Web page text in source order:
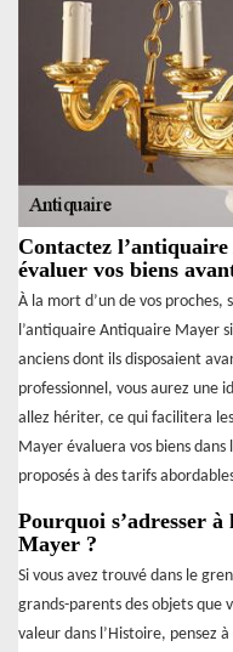
Contactez
évaluer vos biens
À la mort d’un de vos proches,
l’antiquaire Antiquaire Mayer
anciens dont ils disposaient
professionnel, vous aurez une
allez hériter, ce qui facilitera
Mayer évaluera vos biens dans
proposés à des tarifs
Pourquoi s’adresser
Mayer ?
Si vous avez trouvé dans le
grands-parents des objets que
valeur dans l’Histoire, pensez